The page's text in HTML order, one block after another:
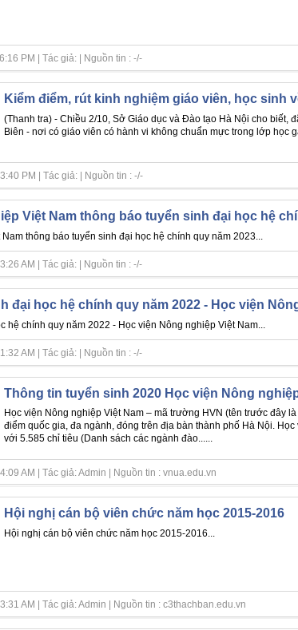
PM | Tác giả: | Nguồn tin : -/-
Kiểm điểm, rút kinh nghiệm giáo viên, học sinh
(Thanh tra) - Chiều 2/10, Sở Giáo dục và Đào tạo Hà Nội cho biết,
Biên - nơi có giáo viên có hành vi không chuẩn mực trong lớp học
PM | Tác giả: | Nguồn tin : -/-
Việt Nam thông báo tuyển sinh đại học hệ
thông báo tuyển sinh đại học hệ chính quy năm 2023...
AM | Tác giả: | Nguồn tin : -/-
đại học hệ chính quy năm 2022 - Học viện
hệ chính quy năm 2022 - Học viện Nông nghiệp Việt Nam...
AM | Tác giả: | Nguồn tin : -/-
Thông tin tuyển sinh 2020 Học viện Nông
Học viện Nông nghiệp Việt Nam – mã trường HVN (tên trước đây
điểm quốc gia, đa ngành, đóng trên địa bàn thành phố Hà Nội.
với 5.585 chỉ tiêu (Danh sách các ngành đào......
AM | Tác giả: Admin | Nguồn tin : vnua.edu.vn
Hội nghị cán bộ viên chức năm học 2015-2016
Hội nghị cán bộ viên chức năm học 2015-2016...
AM | Tác giả: Admin | Nguồn tin : c3thachban.edu.vn